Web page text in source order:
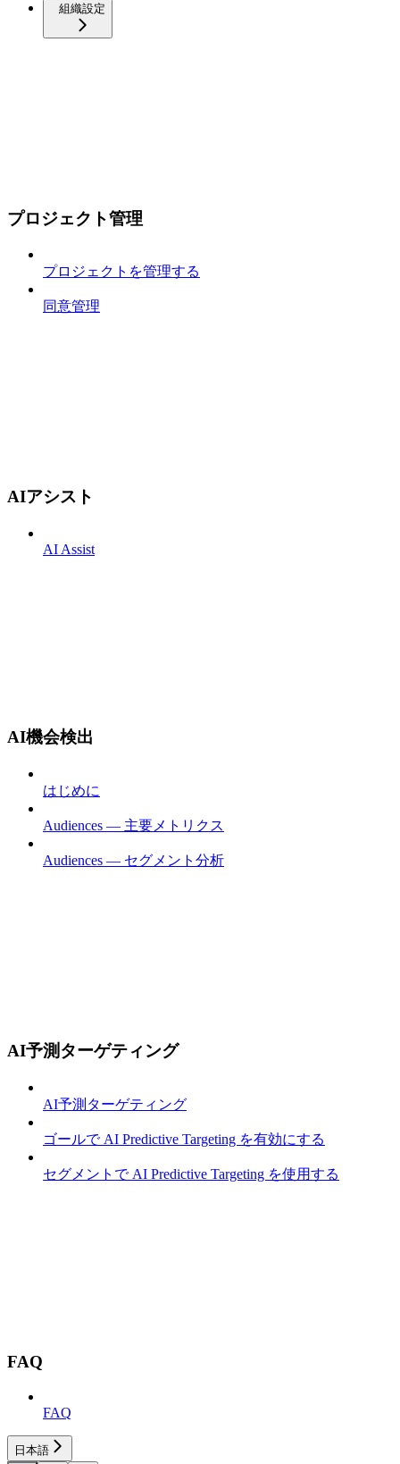
組織設定
プロジェクト管理
プロジェクトを管理する
同意管理
AIアシスト
AI Assist
AI機会検出
はじめに
Audiences — 主要メトリクス
Audiences — セグメント分析
AI予測ターゲティング
AI予測ターゲティング
ゴールで AI Predictive Targeting を有効にする
セグメントで AI Predictive Targeting を使用する
FAQ
FAQ
日本語